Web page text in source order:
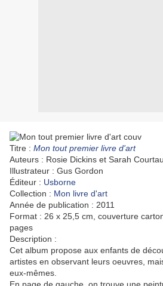
Titre : Mon tout premier livre d'art
Auteurs : Rosie Dickins et Sarah
Illustrateur : Gus Gordon
Éditeur : Usborne
Collection : Mon livre d'art
Année de publication : 2011
Format : 26 x 25,5 cm, couverture
pages
Description :
Cet album propose aux enfants de
artistes en observant leurs oeuvres,
eux-mêmes.